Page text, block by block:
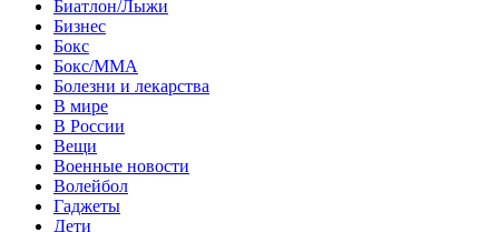
Биатлон/Лыжи
Бизнес
Бокс
Бокс/MMA
Болезни и лекарства
В мире
В России
Вещи
Военные новости
Волейбол
Гаджеты
Дети